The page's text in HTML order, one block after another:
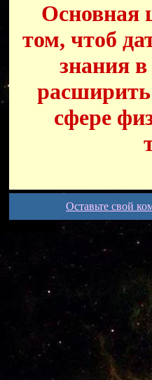
Основная
том, чтоб
знания
расширить
сфере
Оставьте свой